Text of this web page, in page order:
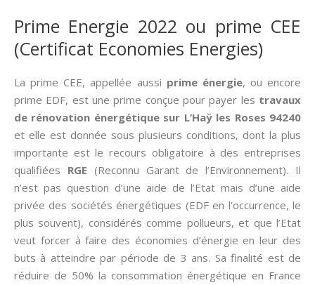
Prime Energie 2022 ou prime CEE
(Certificat Economies Energies)
La prime CEE, appellée aussi­ prime énergie, ou encore
prime EDF, est une prime conçue pour payer les travaux
de rénovation énergétique sur L’Haÿ les Roses 94240
et elle est donnée sous plusieurs conditions, dont la plus
importante est le recours obligatoire à des entreprises
qualifiées RGE (Reconnu Garant de l’Environnement). Il
n’est pas question d’une aide de l’Etat mais d’une aide
privée des sociétés énergétiques (EDF en l’occurrence, le
plus souvent), considérés comme pollueurs, et que l’Etat
veut forcer à faire des économies d’énergie en leur des
buts à atteindre par période de 3 ans. Sa finalité est de
réduire de 50% la consommation énergétique en France